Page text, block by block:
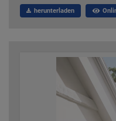
herunterladen